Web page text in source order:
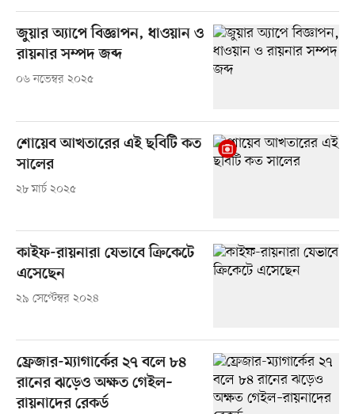
জুয়ার অ্যাপে বিজ্ঞাপন, ধাওয়ান ও
রায়নার সম্পদ জব্দ
০৬ নভেম্বর ২০২৫
শোয়েব আখতারের এই ছবিটি কত
সালের
২৮ মার্চ ২০২৫
কাইফ-রায়নারা যেভাবে ক্রিকেটে
এসেছেন
২৯ সেপ্টেম্বর ২০২৪
ফ্রেজার-ম্যাগার্কের ২৭ বলে ৮৪
রানের ঝড়েও অক্ষত গেইল–
রায়নাদের রেকর্ড